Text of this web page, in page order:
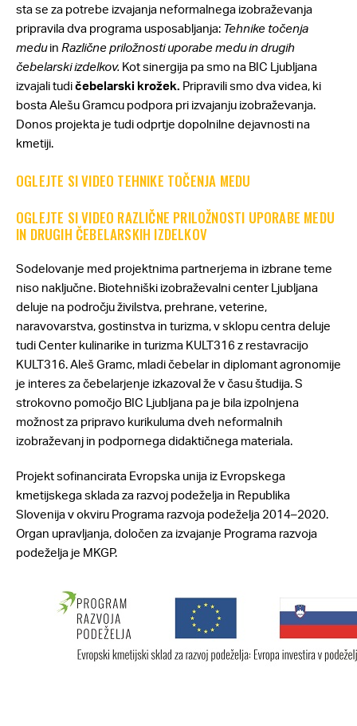
sta se za potrebe izvajanja neformalnega izobraževanja
pripravila dva programa usposabljanja: Tehnike točenja
meduin Različne priložnosti uporabe medu in drugih
čebelarski izdelkov. Kot sinergija pa smo na BIC Ljubljana
izvajali tudičebelarski krožek. Pripravili smo dva videa, ki
bosta Alešu Gramcu podpora pri izvajanju izobraževanja.
Donos projekta je tudi odprtje dopolnilne dejavnosti na
kmetiji.
OGLEJTE SI VIDEO TEHNIKE TOČENJA MEDU
OGLEJTE SI VIDEO RAZLIČNE PRILOŽNOSTI UPORABE MEDU
IN DRUGIH ČEBELARSKIH IZDELKOV
Sodelovanje med projektnima partnerjema in izbrane teme
niso naključne. Biotehniški izobraževalni center Ljubljana
deluje na področju živilstva, prehrane, veterine,
naravovarstva, gostinstva in turizma, v sklopu centra deluje
tudi Center kulinarike in turizma KULT316 z restavracijo
KULT316. Aleš Gramc, mladi čebelar in diplomant agronomije
je interes za čebelarjenje izkazoval že v času študija. S
strokovno pomočjo BIC Ljubljana pa je bila izpolnjena
možnost za pripravo kurikuluma dveh neformalnih
izobraževanj in podpornega didaktičnega materiala.
Projekt sofinancirata Evropska unija iz Evropskega
kmetijskega sklada za razvoj podeželja in Republika
Slovenija v okviru Programa razvoja podeželja 2014–2020.
Organ upravljanja, določen za izvajanje Programa razvoja
podeželja je MKGP.